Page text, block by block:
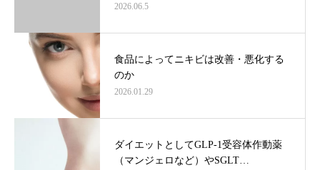
2026.06.5
食品によってニキビは改善・悪化する
のか
2026.01.29
ダイエットとしてGLP-1受容体作動薬
（マンジェロなど）やSGLT…